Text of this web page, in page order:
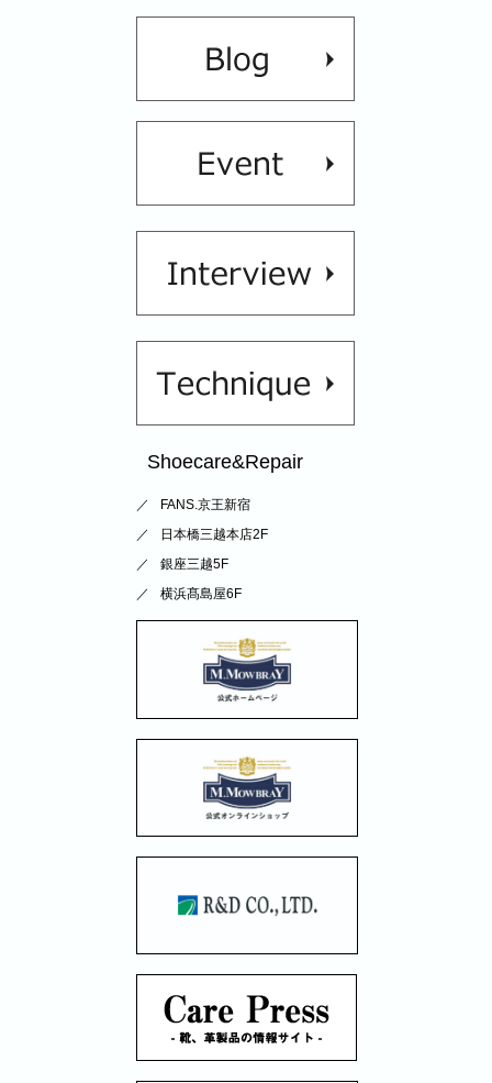
Shoecare&Repair
FANS.京王新宿
日本橋三越本店2F
銀座三越5F
横浜髙島屋6F